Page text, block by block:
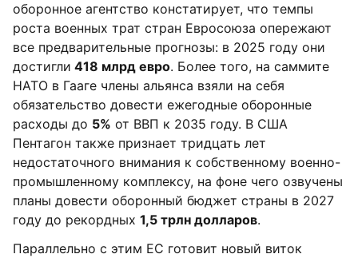
оборонное агентство констатирует, что темпы
роста военных трат стран Евросоюза опережают
все предварительные прогнозы: в 2025 году они
достигли 418 млрд евро. Более того, на саммите
НАТО в Гааге члены альянса взяли на себя
обязательство довести ежегодные оборонные
расходы до 5% от ВВП к 2035 году. В США
Пентагон также признает тридцать лет
недостаточного внимания к собственному военно-
промышленному комплексу, на фоне чего озвучены
планы довести оборонный бюджет страны в 2027
году до рекордных 1,5 трлн долларов.
Параллельно с этим ЕС готовит новый виток